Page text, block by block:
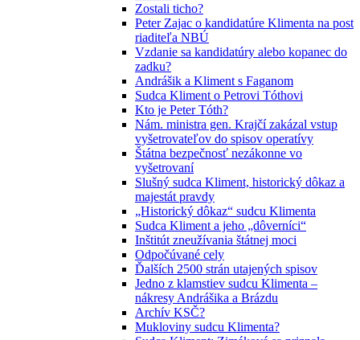
Zostali ticho?
Peter Zajac o kandidatúre Klimenta na post
riaditeľa NBÚ
Vzdanie sa kandidatúry alebo kopanec do
zadku?
Andrášik a Kliment s Faganom
Sudca Kliment o Petrovi Tóthovi
Kto je Peter Tóth?
Nám. ministra gen. Krajčí zakázal vstup
vyšetrovateľov do spisov operatívy
Štátna bezpečnosť nezákonne vo
vyšetrovaní
Slušný sudca Kliment, historický dôkaz a
majestát pravdy
„Historický dôkaz“ sudcu Klimenta
Sudca Kliment a jeho „dôverníci“
Inštitút zneužívania štátnej moci
Odpočúvané cely
Ďalších 2500 strán utajených spisov
Jedno z klamstiev sudcu Klimenta –
nákresy Andrášika a Brázdu
Archív KSČ?
Mukloviny sudcu Klimenta?